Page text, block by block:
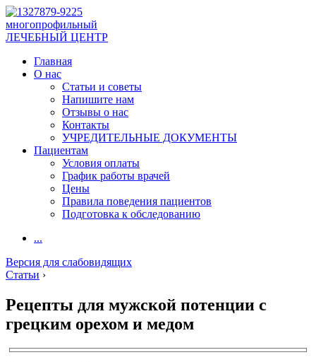
многопрофильный
ЛЕЧЕБНЫЙ ЦЕНТР
Главная
О нас
Статьи и советы
Напишите нам
Отзывы о нас
Контакты
УЧРЕДИТЕЛЬНЫЕ ДОКУМЕНТЫ
Пациентам
Условия оплаты
График работы врачей
Цены
Правила поведения пациентов
Подготовка к обследованию
...
Версия для слабовидящих
Статьи ›
Рецепты для мужской потенции с
грецким орехом и медом